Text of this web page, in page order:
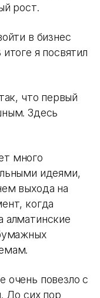
рост.
в бизнес
я посвятил
что первый
Здесь
много
идеями,
выхода на
когда
алматинские
повезло с
До сих пор